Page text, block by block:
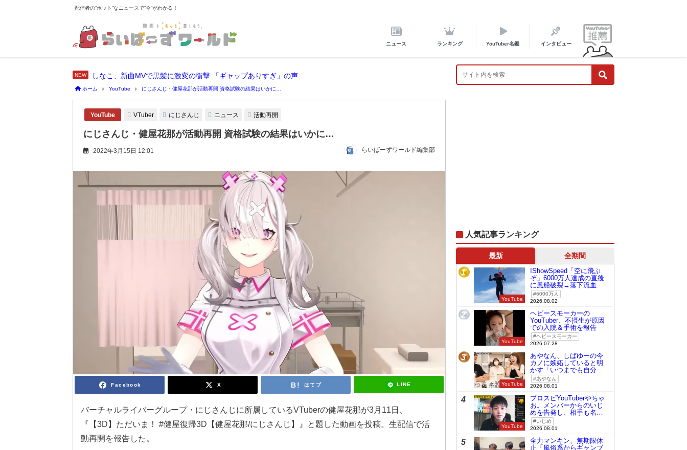
配信者の“ホット”なニュースで“今”がわかる！
ニュース ランキング YouTuber名鑑 インタビュー
しなこ、新曲MVで黒髪に激変の衝撃 「ギャップありすぎ」の声
ホーム YouTube にじさんじ・健屋花那が活動再開 資格試験の結果はいかに…
YouTube VTuber にじさんじ ニュース 活動再開
にじさんじ・健屋花那が活動再開 資格試験の結果はいかに…
2022年3月15日 12:01 らいばーずワールド編集部
Facebook X はてブ LINE
バーチャルライバーグループ・にじさんじに所属しているVTuberの健屋花那が3月11日、
『【3D】ただいま！ #健屋復帰3D【健屋花那/にじさんじ】』と題した動画を投稿。生配信で活
動再開を報告した。
人気記事ランキング
最新 全期間
1
YouTube
IShowSpeed「空に飛ぶ
ぞ」6000万人達成の直後
に風船破裂→落下流血
6000万人
2026.08.02
2
YouTube
ヘビースモーカーの
YouTuber、不摂生が原因
での入院＆手術を報告
ヘビースモーカー
2026.07.28
3
YouTube
あやなん、しばゆーの今
カノに嫉妬していると明
かす「いつまでも自分の
ものみたいに…」
あやなん
2026.08.01
4
YouTube
プロスピYouTuberやちゃ
お。メンバーからのいじ
めを告発し、相手も名指
しで批判
いじめ
2026.08.01
5
全力マンキン、無期限休
止「風俗系からギャンブ